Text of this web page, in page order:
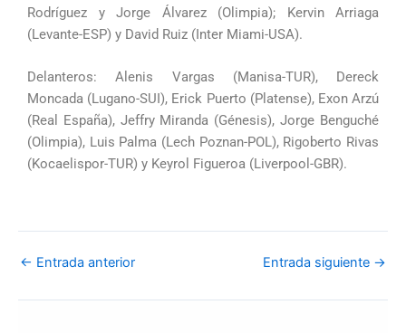
Rodríguez y Jorge Álvarez (Olimpia); Kervin Arriaga
(Levante-ESP) y David Ruiz (Inter Miami-USA).
Delanteros: Alenis Vargas (Manisa-TUR), Dereck
Moncada (Lugano-SUI), Erick Puerto (Platense), Exon Arzú
(Real España), Jeffry Miranda (Génesis), Jorge Benguché
(Olimpia), Luis Palma (Lech Poznan-POL), Rigoberto Rivas
(Kocaelispor-TUR) y Keyrol Figueroa (Liverpool-GBR).
← Entrada anterior Entrada siguiente →